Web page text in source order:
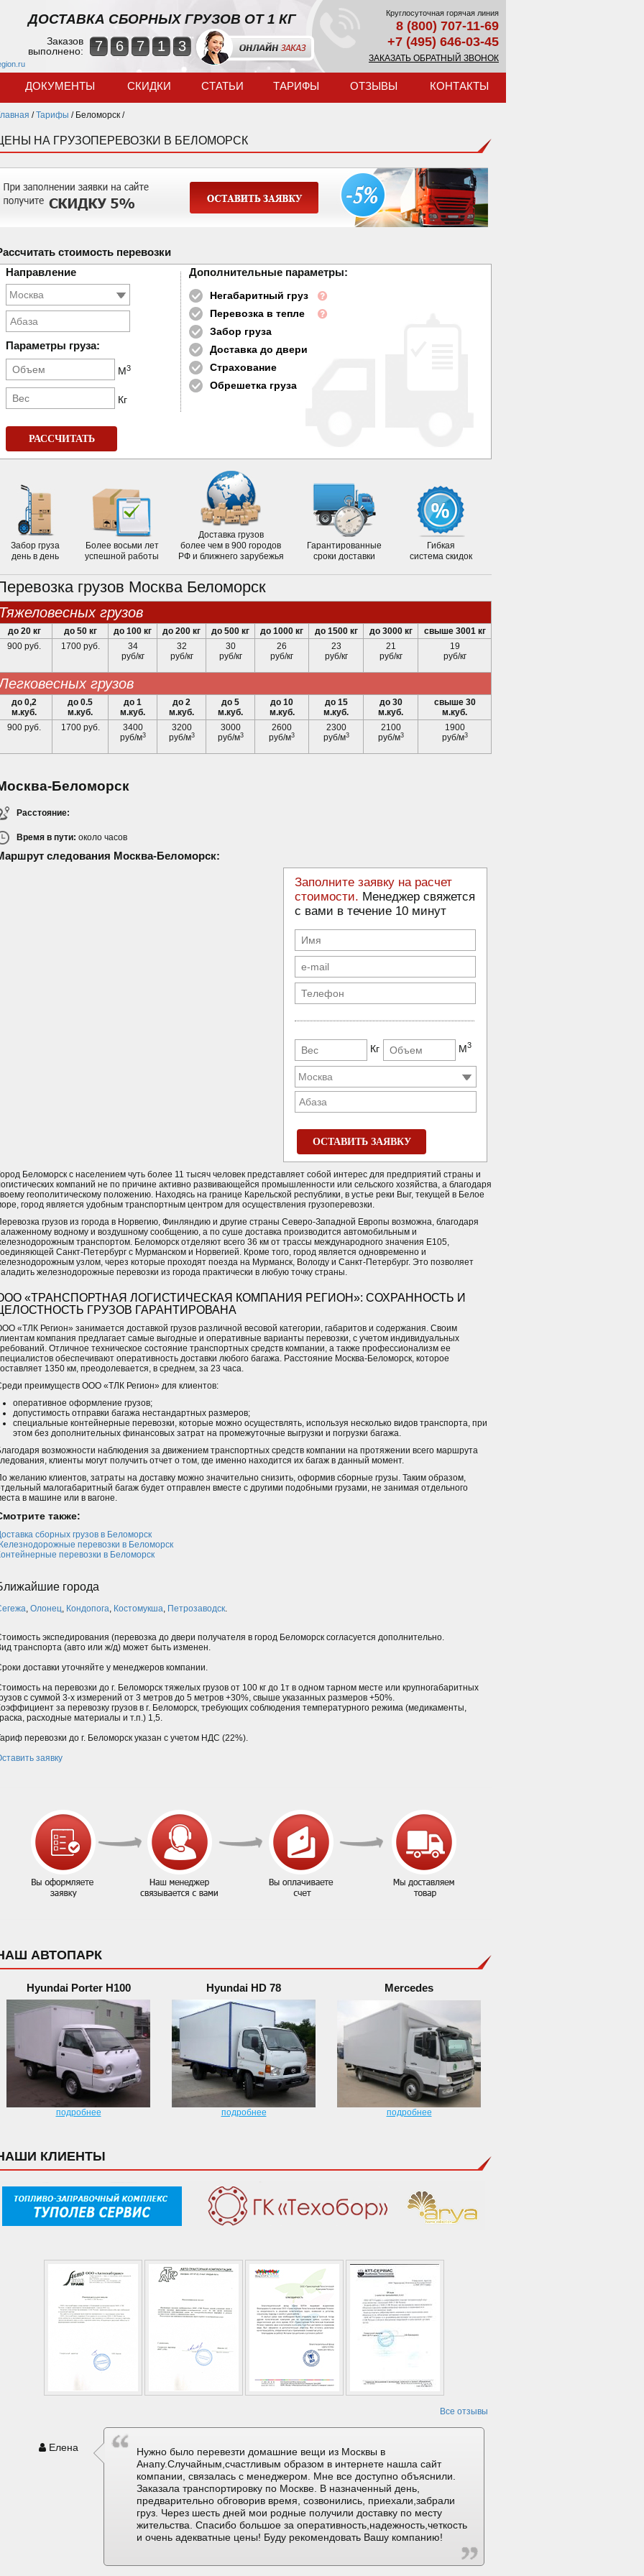
ДОСТАВКА СБОРНЫХ ГРУЗОВ ОТ 1 КГ
Заказов
выполнено:
7 6 7 1 3
Круглосуточная горячая линия
8 (800) 707-11-69
+7 (495) 646-03-45
ЗАКАЗАТЬ ОБРАТНЫЙ ЗВОНОК
ДОКУМЕНТЫ СКИДКИ СТАТЬИ ТАРИФЫ ОТЗЫВЫ КОНТАКТЫ
/Тарифы / Беломорск /
НА ГРУЗОПЕРЕВОЗКИ В БЕЛОМОРСК
стоимость перевозки
Направление
Абаза
Параметры груза:
М3
Кг
Дополнительные параметры:
Негабаритный груз
Перевозка в тепле
Забор груза
Доставка до двери
Страхование
Обрешетка груза
РАССЧИТАТЬ
Забор груза
день в день
Более восьми лет
успешной работы
Доставка грузов
более чем в 900 городов
РФ и ближнего зарубежья
Гарантированные
сроки доставки
Гибкая
система скидок
грузов Москва Беломорск
тяжеловесных грузов
до 20 кг до 50 кг до 100 кг до 200 кг до 500 кг до 1000 кг до 1500 кг до 3000 кг
свыше 3001 кг
900 руб.
1700 руб.
34
руб/кг
32
руб/кг
30
руб/кг
26
руб/кг
23
руб/кг
21
руб/кг
19
руб/кг
легковесных грузов
до 0,2
м.куб.
до 0.5
м.куб.
до 1
м.куб.
до 2
м.куб.
до 5
м.куб.
до 10
м.куб.
до 15
м.куб.
до 30
м.куб.
свыше 30
м.куб.
900 руб.
1700 руб.
3400
руб/м3
3200
руб/м3
3000
руб/м3
2600
руб/м3
2300
руб/м3
2100
руб/м3
1900
руб/м3
Беломорск
Расстояние:
Время в пути: около часов
следования Москва-Беломорск:
Заполните заявку на расчет
стоимости. Менеджер свяжется
с вами в течение 10 минут
Кг М3
Абаза
ОСТАВИТЬ ЗАЯВКУ
Беломорск с населением чуть более 11 тысяч человек представляет собой интерес для предприятий страны и
компаний не по причине активно развивающейся промышленности или сельского хозяйства, а благодаря
геополитическому положению. Находясь на границе Карельской республики, в устье реки Выг, текущей в Белое
город является удобным транспортным центром для осуществления грузоперевозки.
грузов из города в Норвегию, Финляндию и другие страны Северо-Западной Европы возможна, благодаря
водному и воздушному сообщению, а по суше доставка производится автомобильным и
транспортом. Беломорск отделяют всего 36 км от трассы международного значения Е105,
Санкт-Петербург с Мурманском и Норвегией. Кроме того, город является одновременно и
узлом, через которые проходят поезда на Мурманск, Вологду и Санкт-Петербург. Это позволяет
железнодорожные перевозки из города практически в любую точку страны.
«ТРАНСПОРТНАЯ ЛОГИСТИЧЕСКАЯ КОМПАНИЯ РЕГИОН»: СОХРАННОСТЬ И
ГРУЗОВ ГАРАНТИРОВАНА
«ТЛК Регион» занимается доставкой грузов различной весовой категории, габаритов и содержания. Своим
компания предлагает самые выгодные и оперативные варианты перевозки, с учетом индивидуальных
Отличное техническое состояние транспортных средств компании, а также профессионализм ее
обеспечивают оперативность доставки любого багажа. Расстояние Москва-Беломорск, которое
1350 км, преодолевается, в среднем, за 23 часа.
преимуществ ООО «ТЛК Регион» для клиентов:
оперативное оформление грузов;
допустимость отправки багажа нестандартных размеров;
специальные контейнерные перевозки, которые можно осуществлять, используя несколько видов транспорта, при
этом без дополнительных финансовых затрат на промежуточные выгрузки и погрузки багажа.
возможности наблюдения за движением транспортных средств компании на протяжении всего маршрута
клиенты могут получить отчет о том, где именно находится их багаж в данный момент.
желанию клиентов, затраты на доставку можно значительно снизить, оформив сборные грузы. Таким образом,
малогабаритный багаж будет отправлен вместе с другими подобными грузами, не занимая отдельного
в машине или в вагоне.
также:
сборных грузов в Беломорск
перевозки в Беломорск
перевозки в Беломорск
города
, Олонец, Кондопога, Костомукша, Петрозаводск.
экспедирования (перевозка до двери получателя в город Беломорск согласуется дополнительно.
транспорта (авто или ж/д) может быть изменен.
доставки уточняйте у менеджеров компании.
на перевозки до г. Беломорск тяжелых грузов от 100 кг до 1т в одном тарном месте или крупногабаритных
с суммой 3-х измерений от 3 метров до 5 метров +30%, свыше указанных размеров +50%.
за перевозку грузов в г. Беломорск, требующих соблюдения температурного режима (медикаменты,
расходные материалы и т.п.) 1,5.
перевозки до г. Беломорск указан с учетом НДС (22%).
заявку
АВТОПАРК
Hyundai Porter H100
подробнее
Hyundai HD 78
подробнее
Mercedes
подробнее
КЛИЕНТЫ
Все отзывы
Елена
Нужно было перевезти домашние вещи из Москвы в
Анапу.Случайным,счастливым образом в интернете нашла сайт
компании, связалась с менеджером. Мне все доступно объяснили.
Заказала транспортировку по Москве. В назначенный день,
предварительно обговорив время, созвонились, приехали,забрали
груз. Через шесть дней мои родные получили доставку по месту
жительства. Спасибо большое за оперативность,надежность,четкость
и очень адекватные цены! Буду рекомендовать Вашу компанию!